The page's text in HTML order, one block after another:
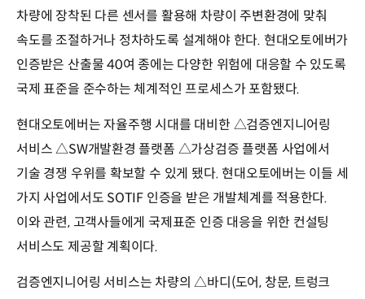
차량에 장착된 다른 센서를 활용해 차량이 주변환경에 맞춰
속도를 조절하거나 정차하도록 설계해야 한다. 현대오토에버가
인증받은 산출물 40여 종에는 다양한 위험에 대응할 수 있도록
국제 표준을 준수하는 체계적인 프로세스가 포함됐다.
현대오토에버는 자율주행 시대를 대비한 △검증엔지니어링
서비스 △SW개발환경 플랫폼 △가상검증 플랫폼 사업에서
기술 경쟁 우위를 확보할 수 있게 됐다. 현대오토에버는 이들 세
가지 사업에서도 SOTIF 인증을 받은 개발체계를 적용한다.
이와 관련, 고객사들에게 국제표준 인증 대응을 위한 컨설팅
서비스도 제공할 계획이다.
검증엔지니어링 서비스는 차량의 △바디(도어, 창문, 트렁크